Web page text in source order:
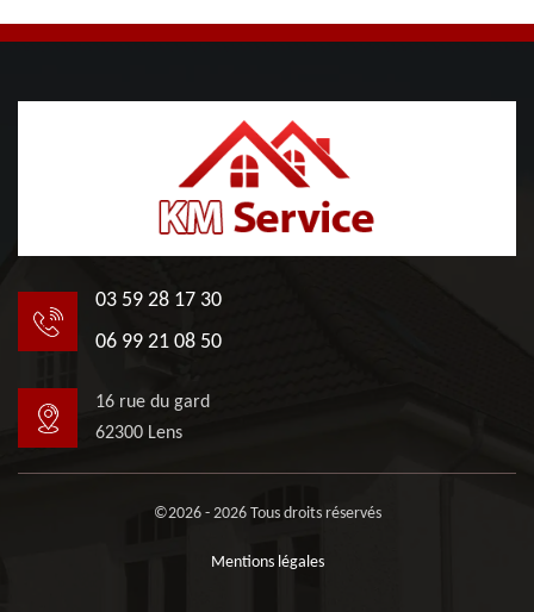
03 59 28 17 30
06 99 21 08 50
16 rue du gard
62300 Lens
©2026 - 2026 Tous droits réservés
Mentions légales